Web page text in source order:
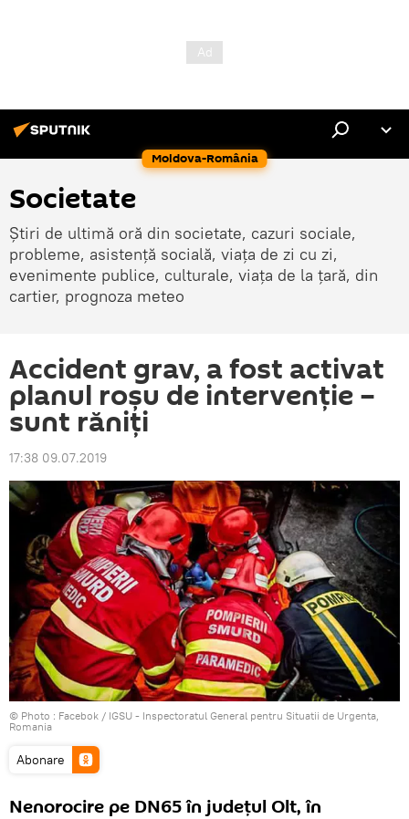
Moldova-România
Societate
Știri de ultimă oră din societate, cazuri sociale,
probleme, asistență socială, viața de zi cu zi,
evenimente publice, culturale, viața de la țară, din
cartier, prognoza meteo
Accident grav, a fost activat
planul roșu de intervenție –
sunt răniți
17:38 09.07.2019
© Photo : Facebok / IGSU - Inspectoratul General pentru Situatii de Urgenta,
Romania
Abonare
Nenorocire pe DN65 în județul Olt, în